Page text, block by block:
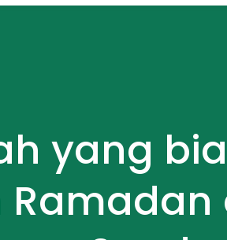
yang